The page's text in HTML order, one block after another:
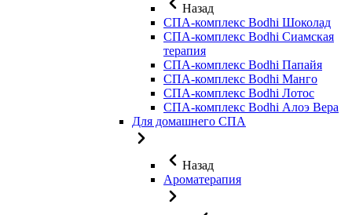
Назад
СПА-комплекс Bodhi Шоколад
СПА-комплекс Bodhi Сиамская
терапия
СПА-комплекс Bodhi Папайя
СПА-комплекс Bodhi Манго
СПА-комплекс Bodhi Лотос
СПА-комплекс Bodhi Алоэ Вера
Для домашнего СПА
Назад
Ароматерапия